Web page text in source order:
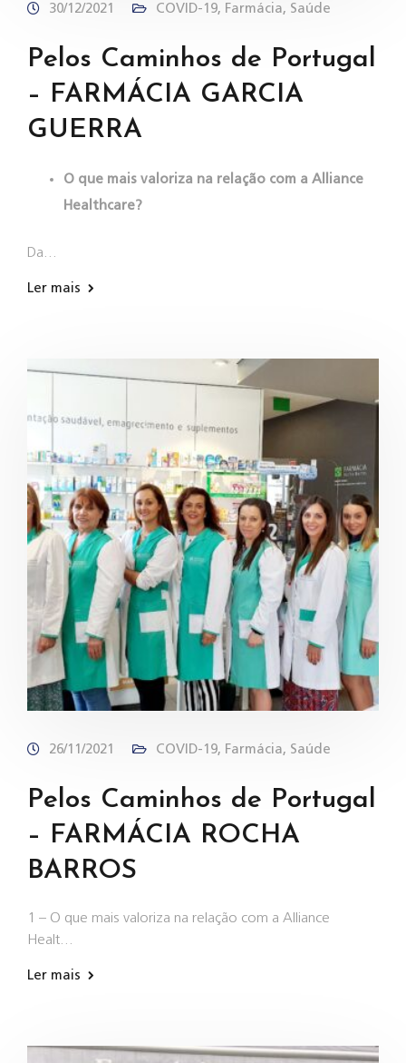
30/12/2021 COVID-19, Farmácia, Saúde
Pelos Caminhos de Portugal
– FARMÁCIA GARCIA
GUERRA
O que mais valoriza na relação com a Alliance
Healthcare?
Da…
Ler mais
26/11/2021 COVID-19, Farmácia, Saúde
Pelos Caminhos de Portugal
– FARMÁCIA ROCHA
BARROS
1 – O que mais valoriza na relação com a Alliance
Healt…
Ler mais